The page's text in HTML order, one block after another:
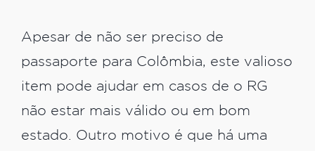
Apesar de não ser preciso de
passaporte para Colômbia, este valioso
item pode ajudar em casos de o RG
não estar mais válido ou em bom
estado. Outro motivo é que há uma